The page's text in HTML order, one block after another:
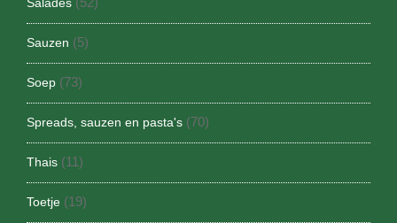
Sauzen (5)
Soep (73)
Spreads, sauzen en pasta's (70)
Thais (11)
Toetje (19)